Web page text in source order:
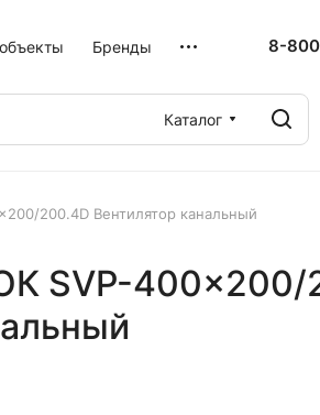
Бренды 8-
Каталог
200.4D Вентилятор канальный
SVP-400×200/